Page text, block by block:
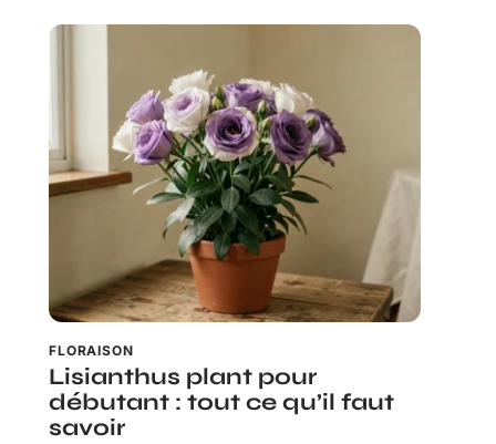
FLORAISON
Lisianthus plant pour
débutant : tout ce qu’il faut
savoir